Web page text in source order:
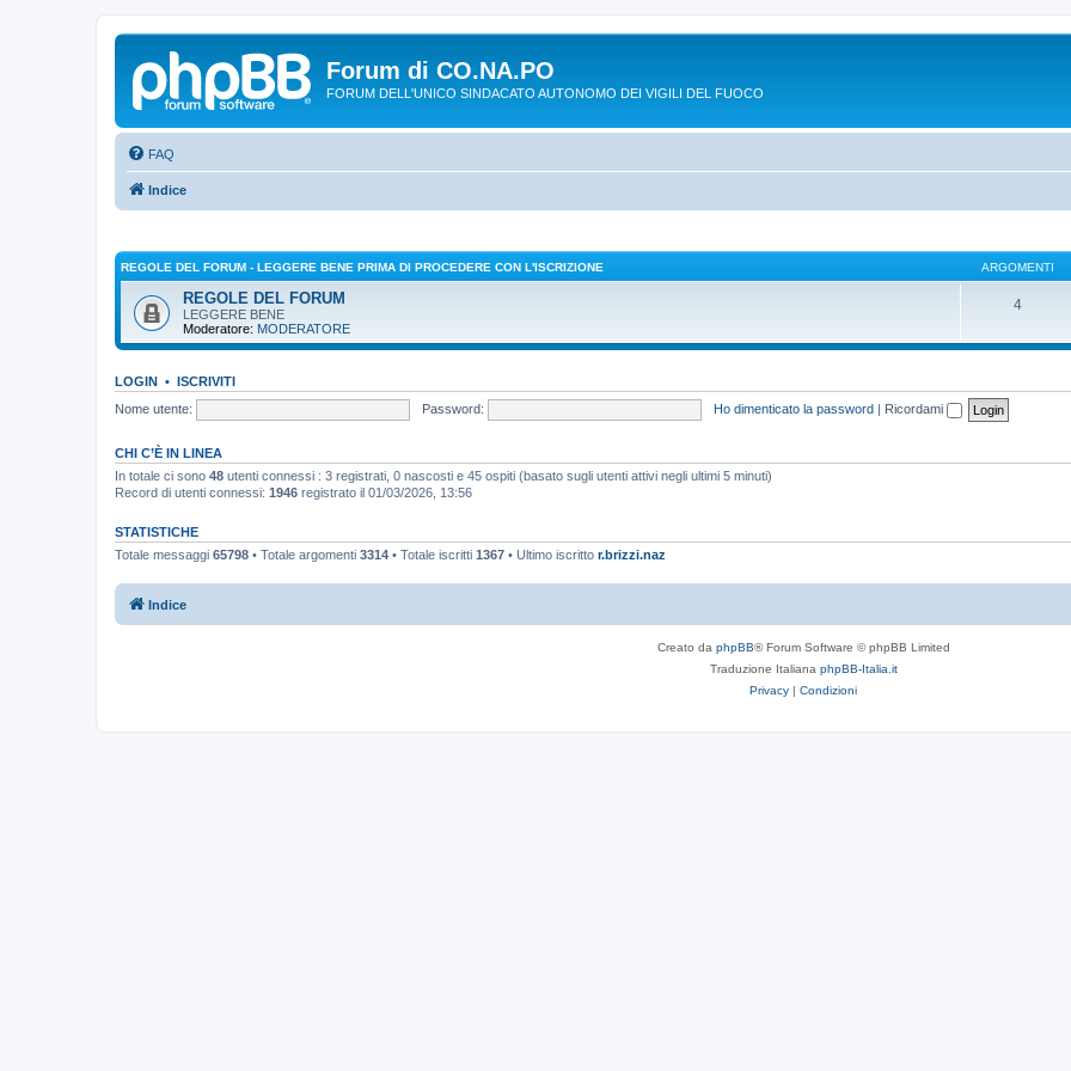
Forum di CO.NA.PO
FORUM DELL'UNICO SINDACATO AUTONOMO DEI VIGILI DEL FUOCO
FAQ
Indice
REGOLE DEL FORUM - LEGGERE BENE PRIMA DI PROCEDERE CON L'ISCRIZIONE ARGOMENTI
REGOLE DEL FORUM
LEGGERE BENE
Moderatore: MODERATORE
4
LOGIN • ISCRIVITI
Nome utente:
Password: Ho dimenticato la password | Ricordami
CHI C’È IN LINEA
In totale ci sono 48 utenti connessi : 3 registrati, 0 nascosti e 45 ospiti (basato sugli utenti attivi negli ultimi 5 minuti)
Record di utenti connessi: 1946 registrato il 01/03/2026, 13:56
STATISTICHE
Totale messaggi 65798 • Totale argomenti 3314 • Totale iscritti 1367 • Ultimo iscritto r.brizzi.naz
Indice
Creato da phpBB® Forum Software © phpBB Limited
Traduzione Italiana phpBB-Italia.it
Privacy | Condizioni